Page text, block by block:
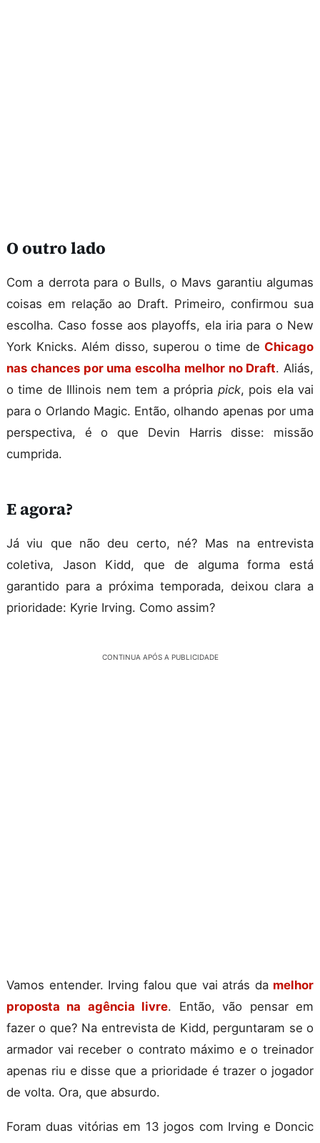
O outro lado
Com a derrota para o Bulls, o Mavs garantiu algumas
coisas em relação ao Draft. Primeiro, confirmou sua
escolha. Caso fosse aos playoffs, ela iria para o New
York Knicks. Além disso, superou o time de Chicago
nas chances por uma escolha melhor no Draft. Aliás,
o time de Illinois nem tem a própria pick, pois ela vai
para o Orlando Magic. Então, olhando apenas por uma
perspectiva, é o que Devin Harris disse: missão
cumprida.
E agora?
Já viu que não deu certo, né? Mas na entrevista
coletiva, Jason Kidd, que de alguma forma está
garantido para a próxima temporada, deixou clara a
prioridade: Kyrie Irving. Como assim?
CONTINUA APÓS A PUBLICIDADE
Vamos entender. Irving falou que vai atrás da melhor
proposta na agência livre. Então, vão pensar em
fazer o que? Na entrevista de Kidd, perguntaram se o
armador vai receber o contrato máximo e o treinador
apenas riu e disse que a prioridade é trazer o jogador
de volta. Ora, que absurdo.
Foram duas vitórias em 13 jogos com Irving e Doncic